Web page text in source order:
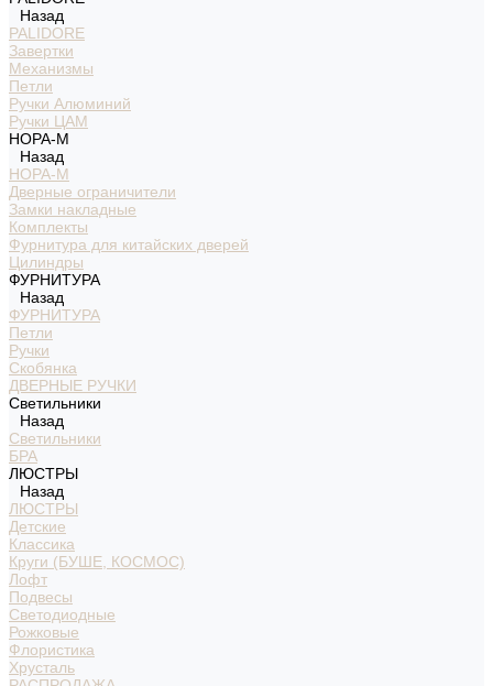
Назад
PALIDORE
Завертки
Механизмы
Петли
Ручки Алюминий
Ручки ЦАМ
НОРА-М
Назад
НОРА-М
Дверные ограничители
Замки накладные
Комплекты
Фурнитура для китайских дверей
Цилиндры
ФУРНИТУРА
Назад
ФУРНИТУРА
Петли
Ручки
Скобянка
ДВЕРНЫЕ РУЧКИ
Светильники
Назад
Светильники
БРА
ЛЮСТРЫ
Назад
ЛЮСТРЫ
Детские
Классика
Круги (БУШЕ, КОСМОС)
Лофт
Подвесы
Светодиодные
Рожковые
Флористика
Хрусталь